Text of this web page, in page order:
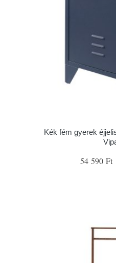
Kék fém gyerek
54 590 Ft